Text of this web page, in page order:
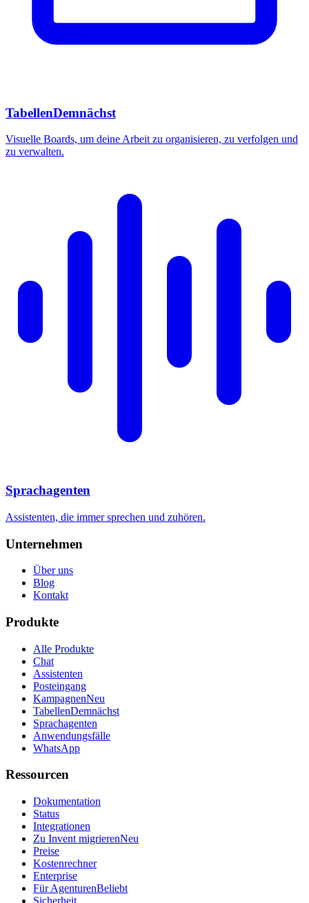
TabellenDemnächst
Visuelle Boards, um deine Arbeit zu organisieren, zu verfolgen und
zu verwalten.
Sprachagenten
Assistenten, die immer sprechen und zuhören.
Unternehmen
Über uns
Blog
Kontakt
Produkte
Alle Produkte
Chat
Assistenten
Posteingang
KampagnenNeu
TabellenDemnächst
Sprachagenten
Anwendungsfälle
WhatsApp
Ressourcen
Dokumentation
Status
Integrationen
Zu Invent migrierenNeu
Preise
Kostenrechner
Enterprise
Für AgenturenBeliebt